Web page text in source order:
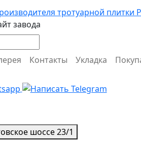
завода
Контакты Укладка
шоссе 23/1